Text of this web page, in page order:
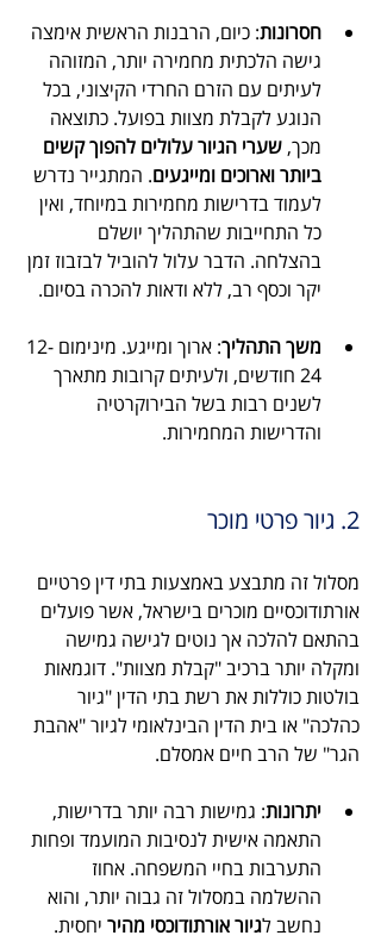
חסרונות: כיום, הרבנות הראשית אימצה
גישה הלכתית מחמירה יותר, המזוהה
לעיתים עם הזרם החרדי הקיצוני, בכל
הנוגע לקבלת מצוות בפועל. כתוצאה
מכך, שערי הגיור עלולים להפוך קשים
ביותר וארוכים ומייגעים. המתגייר נדרש
לעמוד בדרישות מחמירות במיוחד, ואין
כל התחייבות שהתהליך יושלם
בהצלחה. הדבר עלול להוביל לבזבוז זמן
יקר וכסף רב, ללא ודאות להכרה בסיום.
משך התהליך
: ארוך ומייגע. מינימום 12-
24 חודשים, ולעיתים קרובות מתארך
לשנים רבות בשל הבירוקרטיה
והדרישות המחמירות.
2. גיור פרטי מוכר
מסלול זה מתבצע באמצעות בתי דין פרטיים
אורתודוכסיים מוכרים בישראל, אשר פועלים
בהתאם להלכה אך נוטים לגישה גמישה
ומקלה יותר ברכיב "קבלת מצוות". דוגמאות
בולטות כוללות את רשת בתי הדין "גיור
כהלכה" או בית הדין הבינלאומי לגיור "אהבת
הגר" של הרב חיים אמסלם.
יתרונות: גמישות רבה יותר בדרישות,
התאמה אישית לנסיבות המועמד ופחות
התערבות בחיי המשפחה. אחוז
ההשלמה במסלול זה גבוה יותר, והוא
נחשב לגיור אורתודוכסי מהיר יחסית.